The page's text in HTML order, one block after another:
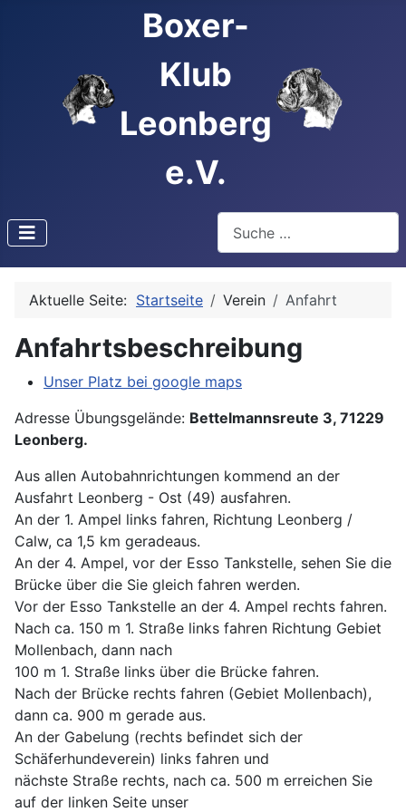
Boxer-
Klub
Leonberg
e.V.
Type 2 or more characters
Aktuelle Seite: Startseite Verein Anfahrt
Anfahrtsbeschreibung
Unser Platz bei google maps
Adresse Übungsgelände: Bettelmannsreute 3, 71229
Leonberg.
Aus allen Autobahnrichtungen kommend an der
Ausfahrt Leonberg - Ost (49) ausfahren.
An der 1. Ampel links fahren, Richtung Leonberg /
Calw, ca 1,5 km geradeaus.
An der 4. Ampel, vor der Esso Tankstelle, sehen Sie die
Brücke über die Sie gleich fahren werden.
Vor der Esso Tankstelle an der 4. Ampel rechts fahren.
Nach ca. 150 m 1. Straße links fahren Richtung Gebiet
Mollenbach, dann nach
100 m 1. Straße links über die Brücke fahren.
Nach der Brücke rechts fahren (Gebiet Mollenbach),
dann ca. 900 m gerade aus.
An der Gabelung (rechts befindet sich der
Schäferhundeverein) links fahren und
nächste Straße rechts, nach ca. 500 m erreichen Sie
auf der linken Seite unser